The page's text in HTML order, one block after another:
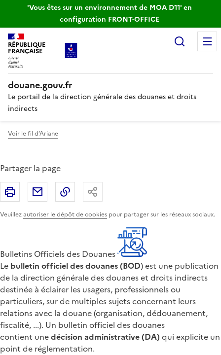
'Vous êtes sur un environnement de MOA D11' en
configuration FRONT-OFFICE
RÉPUBLIQUE
FRANÇAISE
douane.gouv.fr
Le portail de la direction générale des douanes et droits
indirects
Voir le fil d’Ariane
Partager la page
Veuillezautoriser le dépôt de cookies pour partager sur les réseaux sociaux.
Imprimer Partager par email
Copier le lien
Bulletins Officiels des Douanes
Le bulletin officiel des douanes (BOD) est une publication
de la direction générale des douanes et droits indirects
destinée à éclairer les usagers, professionnels ou
particuliers, sur de multiples sujets concernant leurs
relations avec la douane (organisation, dédouanement,
fiscalité, ...). Un bulletin officiel des douanes
contient unedécision administrative (DA) qui explicite un
point de réglementation.